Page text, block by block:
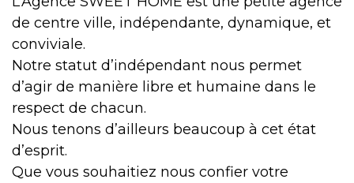
de centre ville, indépendante, dynamique, et
conviviale.
Notre statut d’indépendant nous permet
d’agir de manière libre et humaine dans le
respect de chacun.
Nous tenons d’ailleurs beaucoup à cet état
d’esprit.
Que vous souhaitiez nous confier votre